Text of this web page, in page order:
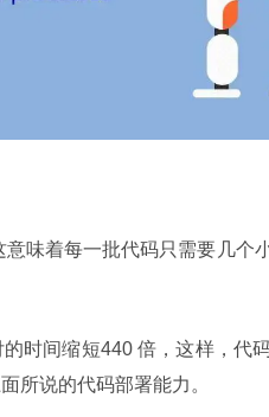
味着每一批代码只需要几个
时间缩短440 倍，这样，代
所说的代码部署能力。